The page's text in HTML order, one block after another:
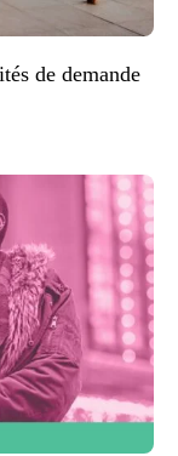
de demande